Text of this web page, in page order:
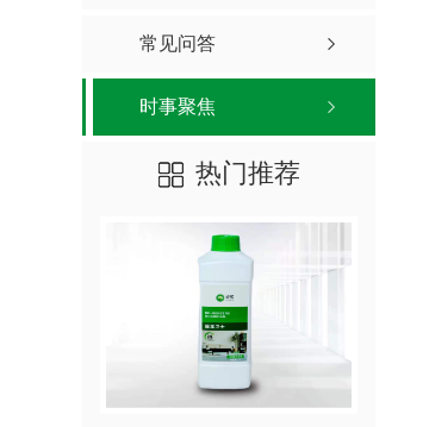
常见问答
时事聚焦
热门推荐